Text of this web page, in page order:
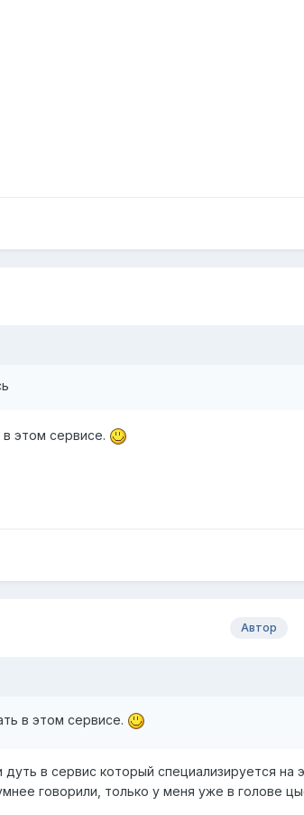
этом сервисе.
Автор
в этом сервисе.
в сервис который специализируется на
говорили, только у меня уже в голове